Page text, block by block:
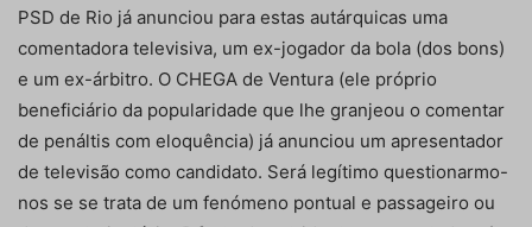
PSD de Rio já anunciou para estas autárquicas uma
comentadora televisiva, um ex-jogador da bola (dos bons)
e um ex-árbitro. O CHEGA de Ventura (ele próprio
beneficiário da popularidade que lhe granjeou o comentar
de penáltis com eloquência) já anunciou um apresentador
de televisão como candidato. Será legítimo questionarmo-
nos se se trata de um fenómeno pontual e passageiro ou